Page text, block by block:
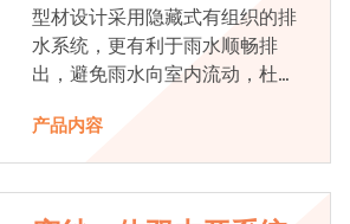
型材设计采用隐藏式有组织的排
水系统，更有利于雨水顺畅排
出，避免雨水向室内流动，杜绝
产品内容